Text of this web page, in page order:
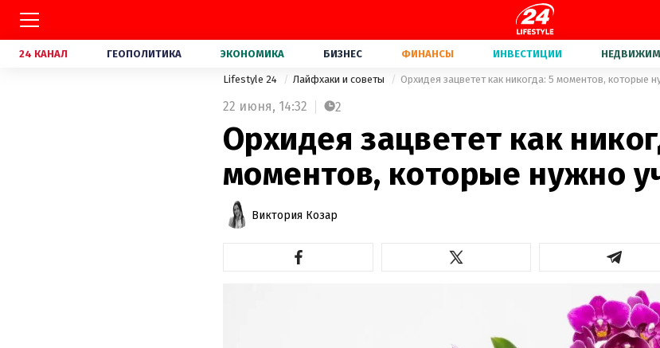
24 КАНАЛ ГЕОПОЛИТИКА ЭКОНОМИКА БИЗНЕС ФИНАНСЫ ИНВЕСТИЦИИ
Lifestyle 24 Лайфхаки и советы Орхидея зацветет как никогда: 5 моментов, которые
22 июня, 14:32 2
Орхидея зацветет как
моментов, которые нужно
Виктория Козар